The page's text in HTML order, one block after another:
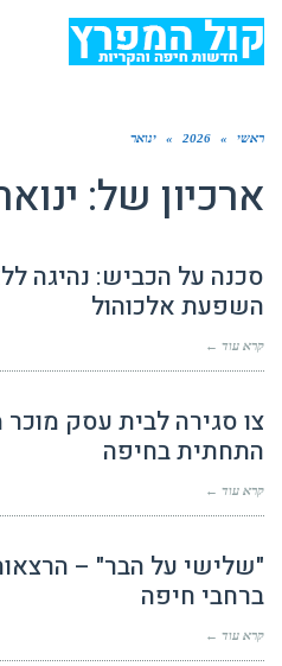
ראשי »
2026
» ינואר
ארכיון של: ינואר
סכנה על הכביש: נהיגה
השפעת אלכוהול
קרא עוד ←
צו סגירה לבית עסק
התחתית בחיפה
קרא עוד ←
"שלישי על הבר" –
ברחבי חיפה
קרא עוד ←